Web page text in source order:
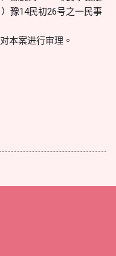
豫14民初26号之一民事
本案进行审理。